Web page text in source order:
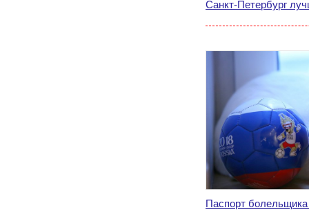
Санкт-Петербург
Паспорт